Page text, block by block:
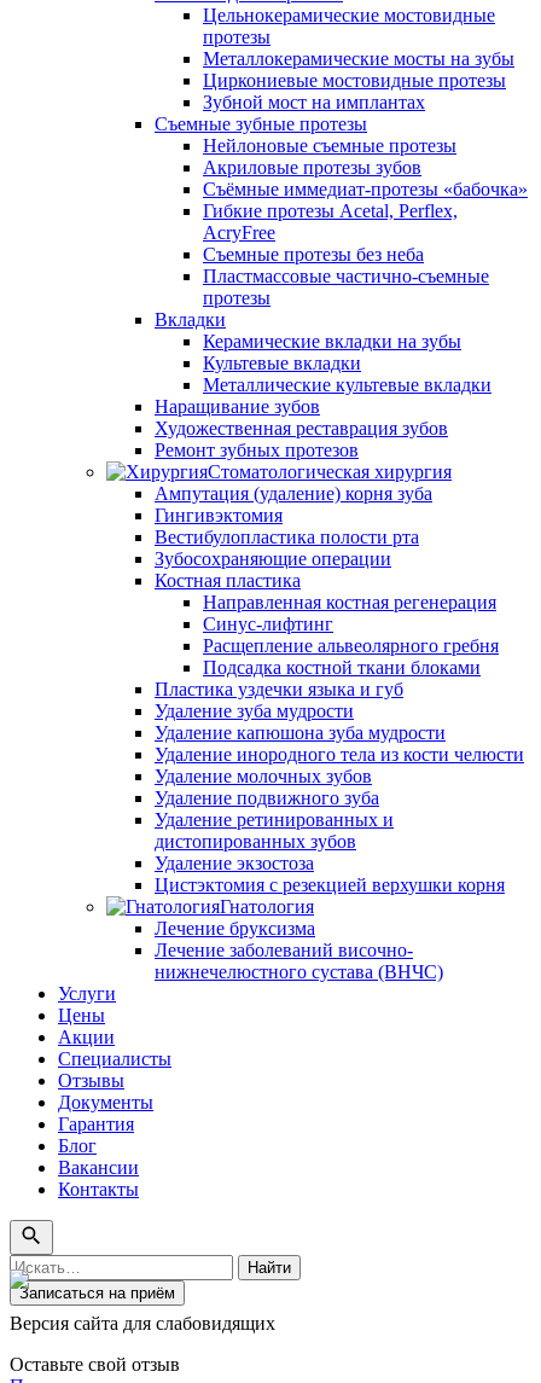
Цельнокерамические мостовидные
протезы
Металлокерамические мосты на зубы
Циркониевые мостовидные протезы
Зубной мост на имплантах
Съемные зубные протезы
Нейлоновые съемные протезы
Акриловые протезы зубов
Съёмные иммедиат‑протезы «бабочка»
Гибкие протезы Acetal, Perflex,
AcryFree
Съемные протезы без неба
Пластмассовые частично-съемные
протезы
Вкладки
Керамические вкладки на зубы
Культевые вкладки
Металлические культевые вкладки
Наращивание зубов
Художественная реставрация зубов
Ремонт зубных протезов
Стоматологическая хирургия
Ампутация (удаление) корня зуба
Гингивэктомия
Вестибулопластика полости рта
Зубосохраняющие операции
Костная пластика
Направленная костная регенерация
Синус-лифтинг
Расщепление альвеолярного гребня
Подсадка костной ткани блоками
Пластика уздечки языка и губ
Удаление зуба мудрости
Удаление капюшона зуба мудрости
Удаление инородного тела из кости челюсти
Удаление молочных зубов
Удаление подвижного зуба
Удаление ретинированных и
дистопированных зубов
Удаление экзостоза
Цистэктомия с резекцией верхушки корня
Гнатология
Лечение бруксизма
Лечение заболеваний височно-
нижнечелюстного сустава (ВНЧС)
Услуги
Цены
Акции
Специалисты
Отзывы
Документы
Гарантия
Блог
Вакансии
Контакты
Поиск
по
сайту
Найти
Записаться на приём
Версия сайта для слабовидящих
Оставьте свой отзыв